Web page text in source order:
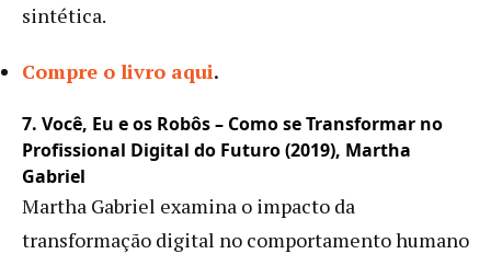
sintética.
Compre o livro aqui.
7. Você, Eu e os Robôs – Como se Transformar no
Profissional Digital do Futuro (2019), Martha
Gabriel
Martha Gabriel examina o impacto da
transformação digital no comportamento humano